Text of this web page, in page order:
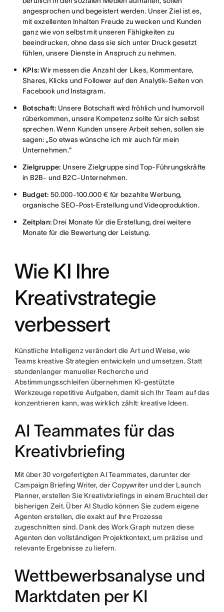
angesprochen und begeistert werden. Unser Ziel ist es,
mit exzellenten Inhalten Freude zu wecken und Kunden
ganz wie von selbst mit unseren Fähigkeiten zu
beeindrucken, ohne dass sie sich unter Druck gesetzt
fühlen, unsere Dienste in Anspruch zu nehmen.
KPIs:Wir messen die Anzahl der Likes, Kommentare,
Shares, Klicks und Follower auf den Analytik-Seiten von
Facebook und Instagram.
Botschaft: Unsere Botschaft wird fröhlich und humorvoll
rüberkommen, unsere Kompetenz sollte für sich selbst
sprechen. Wenn Kunden unsere Arbeit sehen, sollen sie
sagen: „So etwas wünsche ich mir auch für mein
Unternehmen."
Zielgruppe: Unsere Zielgruppe sind Top-Führungskräfte
in B2B- und B2C-Unternehmen.
Budget: 50.000-100.000 € für bezahlte Werbung,
organische SEO-Post-Erstellung und Videoproduktion.
Zeitplan: Drei Monate für die Erstellung, drei weitere
Monate für die Bewertung der Leistung.
Wie KI Ihre
Kreativstrategie
verbessert
Künstliche Intelligenz verändert die Art und Weise, wie
Teams kreative Strategien entwickeln und umsetzen. Statt
stundenlanger manueller Recherche und
Abstimmungsschleifen übernehmen KI-gestützte
Werkzeuge repetitive Aufgaben, damit sich Ihr Team auf das
konzentrieren kann, was wirklich zählt: kreative Ideen.
AI Teammates für das
Kreativbriefing
Mit über 30 vorgefertigten AI Teammates, darunter der
Campaign Briefing Writer, der Copywriter und der Launch
Planner, erstellen Sie Kreativbriefings in einem Bruchteil der
bisherigen Zeit. Über AI Studio können Sie zudem eigene
Agenten erstellen, die exakt auf Ihre Prozesse
zugeschnitten sind. Dank des Work Graph nutzen diese
Agenten den vollständigen Projektkontext, um präzise und
relevante Ergebnisse zu liefern.
Wettbewerbsanalyse und
Marktdaten per KI